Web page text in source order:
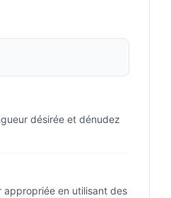
désirée et dénudez
appropriée en utilisant des